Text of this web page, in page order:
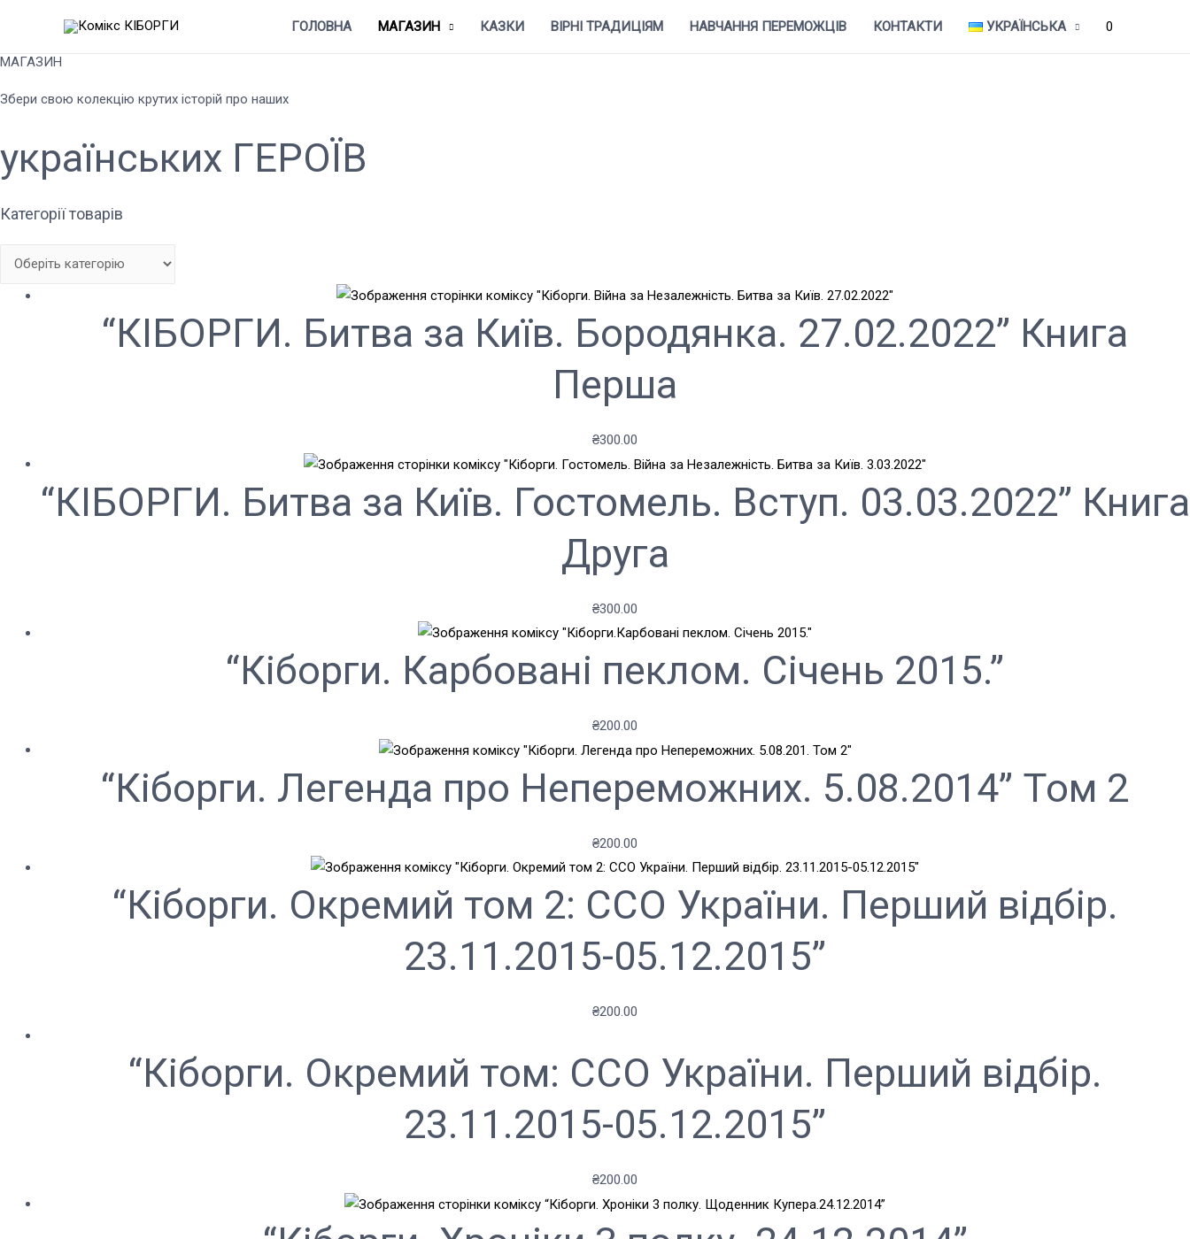
ГОЛОВНА МАГАЗИН КАЗКИ ВІРНІ ТРАДИЦІЯМ НАВЧАННЯ ПЕРЕМОЖЦІВ КОНТАКТИ УКРАЇНСЬКА 0
МАГАЗИН
Збери свою колекцію крутих історій про наших
українських ГЕРОЇВ
Категорії товарів
“КІБОРГИ. Битва за Київ. Бородянка. 27.02.2022” Книга
Перша
₴300.00
“КІБОРГИ. Битва за Київ. Гостомель. Вступ. 03.03.2022” Книга
Друга
₴300.00
“Кіборги. Карбовані пеклом. Січень 2015.”
₴200.00
“Кіборги. Легенда про Непереможних. 5.08.2014” Том 2
₴200.00
“Кіборги. Окремий том 2: ССО України. Перший відбір.
23.11.2015-05.12.2015”
₴200.00
“Кіборги. Окремий том: ССО України. Перший відбір.
23.11.2015-05.12.2015”
₴200.00